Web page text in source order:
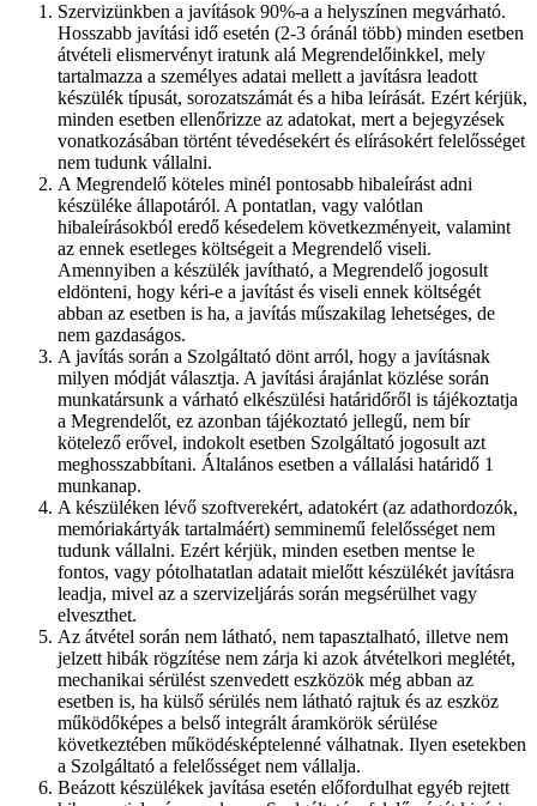
Szervizünkben a javítások 90%-a a helyszínen megvárható.
Hosszabb javítási idő esetén (2-3 óránál több) minden esetben
átvételi elismervényt iratunk alá Megrendelőinkkel, mely
tartalmazza a személyes adatai mellett a javításra leadott
készülék típusát, sorozatszámát és a hiba leírását. Ezért kérjük,
minden esetben ellenőrizze az adatokat, mert a bejegyzések
vonatkozásában történt tévedésekért és elírásokért felelősséget
nem tudunk vállalni.
A Megrendelő köteles minél pontosabb hibaleírást adni
készüléke állapotáról. A pontatlan, vagy valótlan
hibaleírásokból eredő késedelem következményeit, valamint
az ennek esetleges költségeit a Megrendelő viseli.
Amennyiben a készülék javítható, a Megrendelő jogosult
eldönteni, hogy kéri-e a javítást és viseli ennek költségét
abban az esetben is ha, a javítás műszakilag lehetséges, de
nem gazdaságos.
A javítás során a Szolgáltató dönt arról, hogy a javításnak
milyen módját választja. A javítási árajánlat közlése során
munkatársunk a várható elkészülési határidőről is tájékoztatja
a Megrendelőt, ez azonban tájékoztató jellegű, nem bír
kötelező erővel, indokolt esetben Szolgáltató jogosult azt
meghosszabbítani. Általános esetben a vállalási határidő 1
munkanap.
A készüléken lévő szoftverekért, adatokért (az adathordozók,
memóriakártyák tartalmáért) semminemű felelősséget nem
tudunk vállalni. Ezért kérjük, minden esetben mentse le
fontos, vagy pótolhatatlan adatait mielőtt készülékét javításra
leadja, mivel az a szervizeljárás során megsérülhet vagy
elveszthet.
Az átvétel során nem látható, nem tapasztalható, illetve nem
jelzett hibák rögzítése nem zárja ki azok átvételkori meglétét,
mechanikai sérülést szenvedett eszközök még abban az
esetben is, ha külső sérülés nem látható rajtuk és az eszköz
működőképes a belső integrált áramkörök sérülése
következtében működésképtelenné válhatnak. Ilyen esetekben
a Szolgáltató a felelősséget nem vállalja.
Beázott készülékek javítása esetén előfordulhat egyéb rejtett